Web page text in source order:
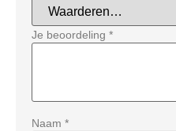
Je beoordeling *
Naam *